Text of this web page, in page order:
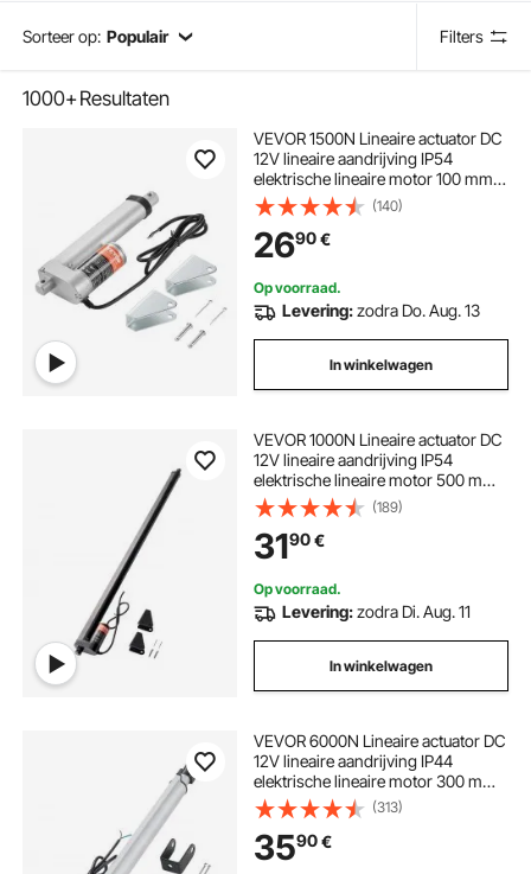
Sorteer op: Populair Filters
1000+Resultaten
VEVOR 1500N Lineaire actuator DC
12V lineaire aandrijving IP54
elektrische lineaire motor 100 mm
slag Geluidsniveau ≤ 60 dB
Elektrische deuropener 5 mm/s
Reissnelheid Lineaire technologie
Aanpassingsaandrijving
(140)
2690€
Op voorraad.
Levering:zodra Do. Aug. 13
In winkelwagen
VEVOR 1000N Lineaire actuator DC
12V lineaire aandrijving IP54
elektrische lineaire motor 500 mm
slag Geluidsniveau ≤ 50 dB
Elektrische deuropener 14 mm/s
rijsnelheid Lineaire technologie
Aanpassingsaandrijving
(189)
3190€
Op voorraad.
Levering:zodra Di. Aug. 11
In winkelwagen
VEVOR 6000N Lineaire actuator DC
12V lineaire aandrijving IP44
elektrische lineaire motor 300 mm
slaglengte Geluidsniveau ≤ 50 dB
Elektrische deuropener 5 mm/s
rijsnelheid Lineaire technologie
Aanpassing aandrijving
(313)
3590€